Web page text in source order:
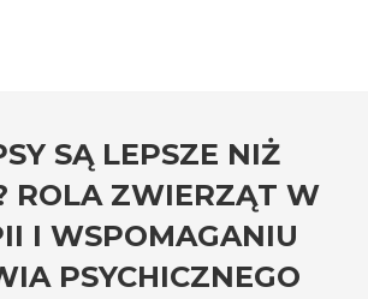
SĄ LEPSZE NIŻ
ROLA ZWIERZĄT W
I WSPOMAGANIU
PSYCHICZNEGO